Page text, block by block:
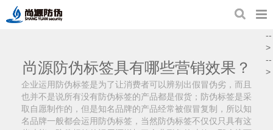
尚源防伪标签具有哪些营销效果？
企业运用防伪标签是为了让消费者可以辨别出假冒伪劣，而且
也并不是说所有没有防伪标签的产品都是假货；防伪标签是采
取自愿制作的，但是知名品牌的产品经常被假冒复制，所以知
名品牌一般都会运用防伪标签，当然防伪标签不仅仅只具有这
--
>
--
>